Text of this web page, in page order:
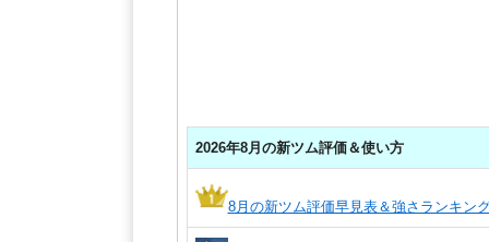
2026年8月の新ツム評価＆使い方
8月の新ツム評価早見表＆強さランキン